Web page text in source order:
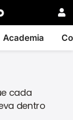
Academia
cada
dentro